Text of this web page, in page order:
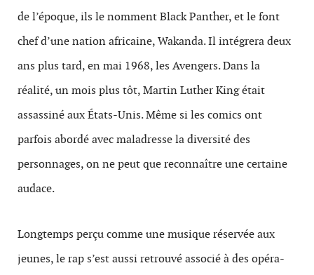
de l’époque, ils le nomment Black Panther, et le font
chef d’une nation africaine, Wakanda. Il intégrera deux
ans plus tard, en mai 1968, les Avengers. Dans la
réalité, un mois plus tôt, Martin Luther King était
assassiné aux États-Unis. Même si les comics ont
parfois abordé avec maladresse la diversité des
personnages, on ne peut que reconnaître une certaine
audace.
Longtemps perçu comme une musique réservée aux
jeunes, le rap s’est aussi retrouvé asso­cié à des opéra­